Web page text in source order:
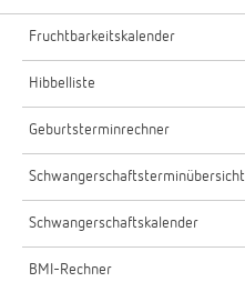
Fruchtbarkeitskalender
Hibbelliste
Geburtsterminrechner
Schwangerschaftsterminübersicht
Schwangerschaftskalender
BMI-Rechner